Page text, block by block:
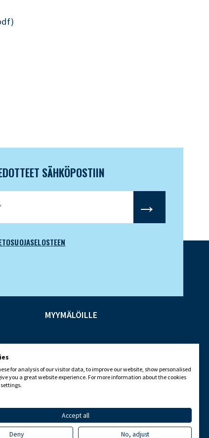
SÄHKÖPOSTIIN
MYYMÄLÖILLE
for analysis of our visitor data, to improve our website, show personalised
you a great website experience. For more information about the cookies
Accept all
Deny No, adjust